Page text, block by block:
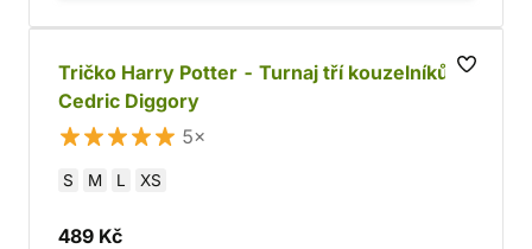
Tričko Harry Potter - Turnaj tří kouzelníků:
Cedric Diggory
5×
S M L XS
489 Kč